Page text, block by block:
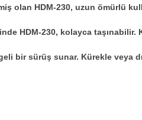
olan HDM-230, uzun ömürlü
HDM-230, kolayca
bir sürüş sunar. Kürekle veya